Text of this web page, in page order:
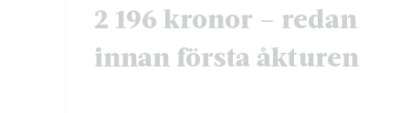
2 196 kronor – redan
innan första åkturen